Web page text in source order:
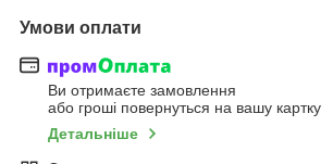
Умови оплати
Ви отримаєте замовлення
або гроші повернуться на вашу картку
Детальніше